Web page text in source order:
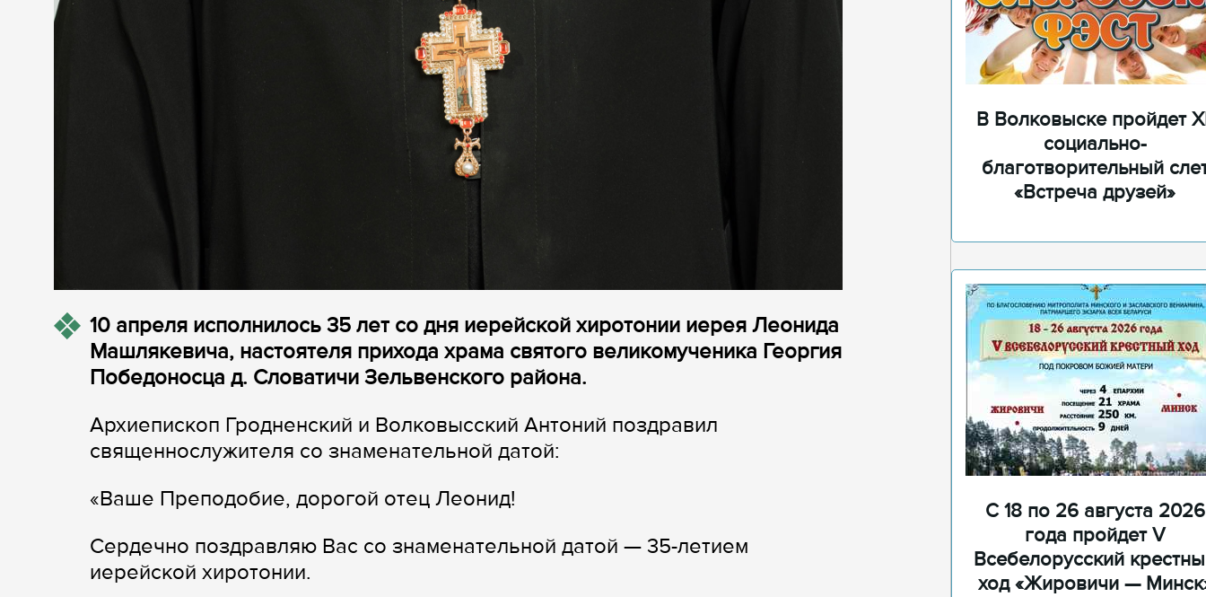
10 апреля исполнилось 35 лет со дня иерейской хиротонии иерея Леонида
Машлякевича, настоятеля прихода храма святого великомученика Георгия
Победоносца д. Словатичи Зельвенского района.
Архиепископ Гродненский и Волковысский Антоний поздравил
священнослужителя со знаменательной датой:
«Ваше Преподобие, дорогой отец Леонид!
Сердечно поздравляю Вас со знаменательной датой — 35-летием
иерейской хиротонии.
В Волковыске пройдет
социально-
благотворительный
«Встреча друзей»
С 18 по 26 августа 2026
года пройдет V
Всебелорусский
ход «Жировичи —